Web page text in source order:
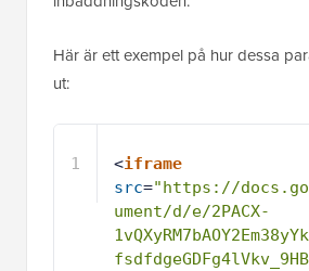
Här är ett exempel på hur dessa
ut:
1 <iframe
src="https://
ument/d/e/2PACX-